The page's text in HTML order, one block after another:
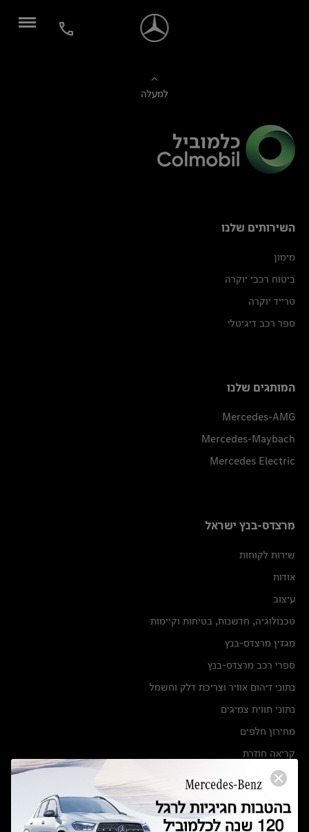
למעלה
השירותים שלנו
מימון
ביטוח רכבי יוקרה
טרייד יוקרה
ספר רכב דיגיטלי
המותגים שלנו
Mercedes-AMG
Mercedes-Maybach
Mercedes Electric
מרצדס-בנץ ישראל
שירות לקוחות
אודות
עיצוב
טכנולוגיה, חדשנות, בטיחות וקיימות
מגזין מרצדס-בנץ
ספרי רכב מרצדס-בנץ
נתוני זיהום אוויר וצריכת דלק וחשמל
נתוני תווית צמיגים
מחירון חלפים
קריאה חוזרת
הודעה על הטבות לרכבי מרצדס בהסדר פשרה בתצ 56447-02-19
תקנון ימי מכירות 120 לכלמוביל